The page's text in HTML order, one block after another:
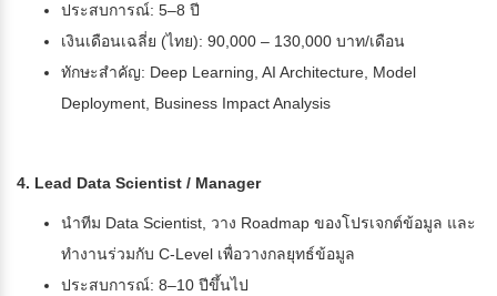
ประสบการณ์: 5–8 ปี
เงินเดือนเฉลี่ย (ไทย): 90,000 – 130,000 บาท/เดือน
ทักษะสำคัญ: Deep Learning, AI Architecture, Model
Deployment, Business Impact Analysis
4. Lead Data Scientist / Manager
นำทีม Data Scientist, วาง Roadmap ของโปรเจกต์ข้อมูล และ
ทำงานร่วมกับ C-Level เพื่อวางกลยุทธ์ข้อมูล
ประสบการณ์: 8–10 ปีขึ้นไป